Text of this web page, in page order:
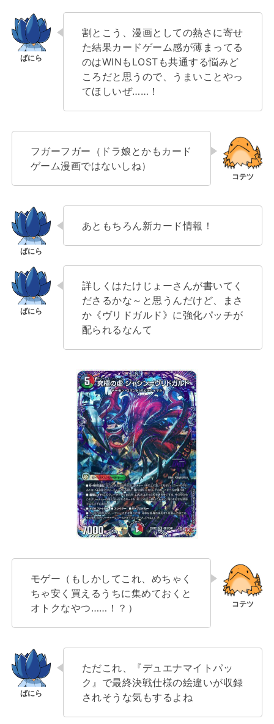
割とこう、漫画としての熱さに寄せ
た結果カードゲーム感が薄まってる
のはWINもLOSTも共通する悩みど
ころだと思うので、うまいことやっ
てほしいぜ……！
フガーフガー（ドラ娘とかもカード
ゲーム漫画ではないしね）
あともちろん新カード情報！
詳しくはたけじょーさんが書いてく
ださるかな～と思うんだけど、まさ
か《ヴリドガルド》に強化パッチが
配られるなんて
モゲー（もしかしてこれ、めちゃく
ちゃ安く買えるうちに集めておくと
オトクなやつ……！？）
ただこれ、『デュエナマイトパッ
ク』で最終決戦仕様の絵違いが収録
されそうな気もするよね